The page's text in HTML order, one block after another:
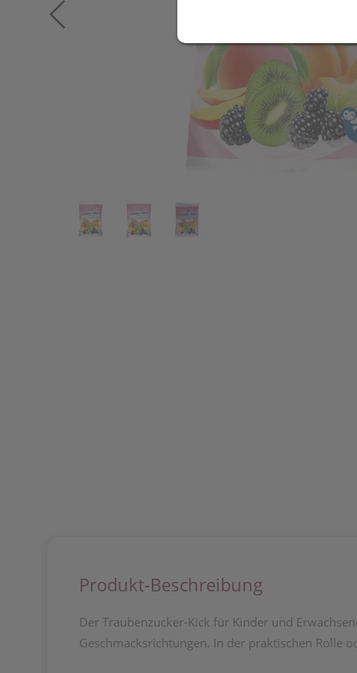
Produkt-Beschreibung
Der Traubenzucker-Kick für Kinder und
Geschmacksrichtungen. In der praktischen Rolle